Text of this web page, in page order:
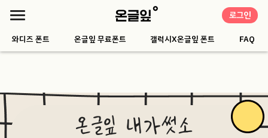
로그인
와디즈 폰트 온글잎 무료폰트 갤럭시X온글잎 폰트 FAQ
온글잎 내가썻소